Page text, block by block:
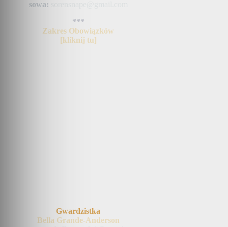
sowa:
***
Zakres Obowiązków
[kliknij tu]
Gwardzistka
Bella Grande-Anderson